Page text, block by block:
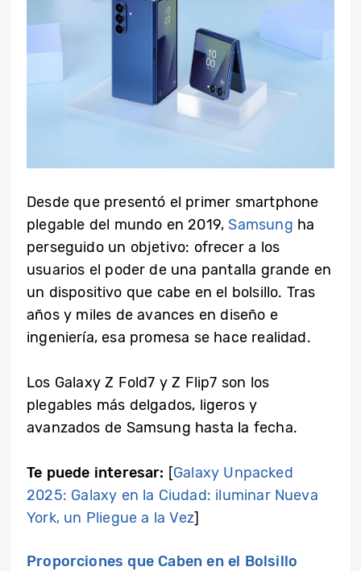
Desde que presentó el primer smartphone
plegable del mundo en 2019, Samsung ha
perseguido un objetivo: ofrecer a los
usuarios el poder de una pantalla grande en
un dispositivo que cabe en el bolsillo. Tras
años y miles de avances en diseño e
ingeniería, esa promesa se hace realidad.
Los Galaxy Z Fold7 y Z Flip7 son los
plegables más delgados, ligeros y
avanzados de Samsung hasta la fecha.
Te puede interesar: [Galaxy Unpacked
2025: Galaxy en la Ciudad: iluminar Nueva
York, un Pliegue a la Vez]
Proporciones que Caben en el Bolsillo